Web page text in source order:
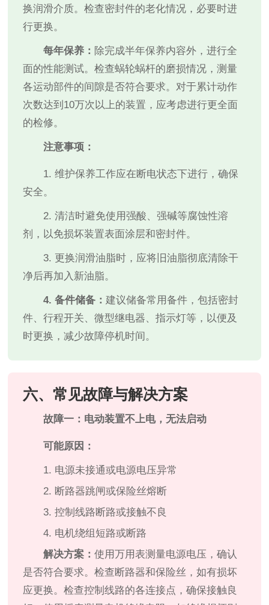
换润滑介质。检查密封件的老化情况，必要时进
行更换。
每年保养： 除完成半年保养内容外，进行全
面的性能测试。检查蜗轮蜗杆的磨损情况，测量
各运动部件的间隙是否符合要求。对于累计动作
次数达到10万次以上的装置，应考虑进行更全面
的检修。
注意事项：
1. 维护保养工作应在断电状态下进行，确保
安全。
2. 清洁时避免使用强酸、强碱等腐蚀性溶
剂，以免损坏装置表面涂层和密封件。
3. 更换润滑油脂时，应将旧油脂彻底清除干
净后再加入新油脂。
4. 备件储备：建议储备常用备件，包括密封
件、行程开关、微型继电器、指示灯等，以便及
时更换，减少故障停机时间。
六、常见故障与解决方案
故障一：电动装置不上电，无法启动
可能原因：
1. 电源未接通或电源电压异常
2. 断路器跳闸或保险丝熔断
3. 控制线路断路或接触不良
4. 电机绕组短路或断路
解决方案：使用万用表测量电源电压，确认
是否符合要求。检查断路器和保险丝，如有损坏
应更换。检查控制线路的各连接点，确保接触良